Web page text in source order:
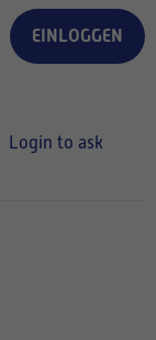
EINLOGGEN
Login to ask